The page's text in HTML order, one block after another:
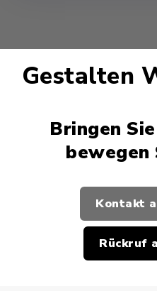
Gestalten
Bringen
bewegen
Kontakt
Rückruf